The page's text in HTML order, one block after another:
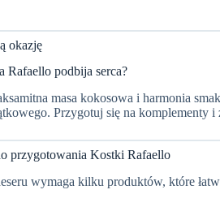
okazję
Rafaello podbija serca?
masa kokosowa i harmonia
Przygotuj się na komplementy i
przygotowania Kostki Rafaello
wymaga kilku produktów, które